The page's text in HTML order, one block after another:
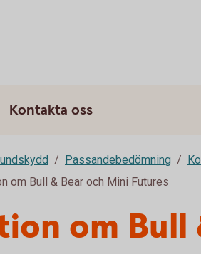
Kontakta oss
Passandebedömning
om Bull & Bear och Mini Futures
om Bull